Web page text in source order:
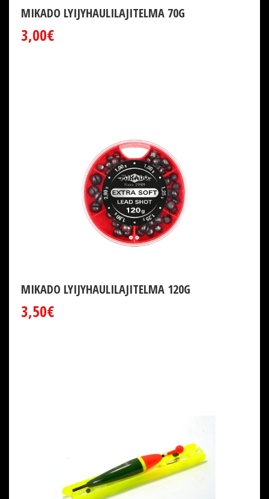
MIKADO LYIJYHAULILAJITELMA 70G
3,00€
MIKADO LYIJYHAULILAJITELMA 120G
3,50€